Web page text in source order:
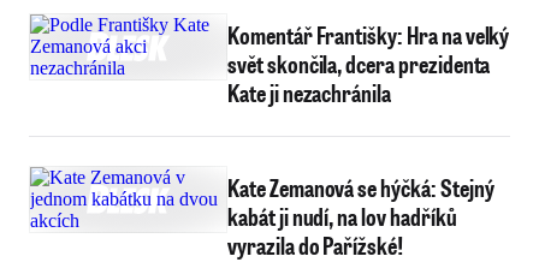
Komentář Františky: Hra na velký
svět skončila, dcera prezidenta
Kate ji nezachránila
Kate Zemanová se hýčká: Stejný
kabát ji nudí, na lov hadříků
vyrazila do Pařížské!